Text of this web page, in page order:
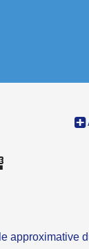
approximative